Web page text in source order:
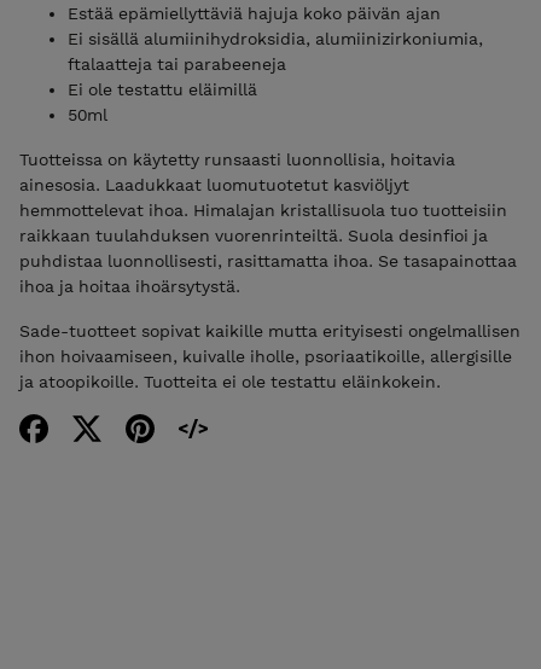
Estää epämiellyttäviä hajuja koko päivän ajan
Ei sisällä alumiinihydroksidia, alumiinizirkoniumia,
ftalaatteja tai parabeeneja
Ei ole testattu eläimillä
50ml
Tuotteissa on käytetty runsaasti luonnollisia, hoitavia
ainesosia. Laadukkaat luomutuotetut kasviöljyt
hemmottelevat ihoa. Himalajan kristallisuola tuo tuotteisiin
raikkaan tuulahduksen vuorenrinteiltä. Suola desinfioi ja
puhdistaa luonnollisesti, rasittamatta ihoa. Se tasapainottaa
ihoa ja hoitaa ihoärsytystä.
Sade-tuotteet sopivat kaikille mutta erityisesti ongelmallisen
ihon hoivaamiseen, kuivalle iholle, psoriaatikoille, allergisille
ja atoopikoille. Tuotteita ei ole testattu eläinkokein.